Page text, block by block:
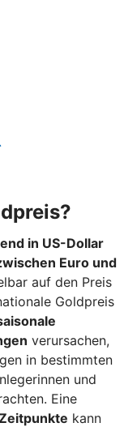
in US-Dollar
Euro und
auf den Preis
Goldpreis
verursachen,
in bestimmten
und
Eine
kann